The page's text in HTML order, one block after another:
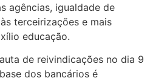
agências, igualdade de
terceirizações e mais
educação.
de reivindicações no dia 9
dos bancários é